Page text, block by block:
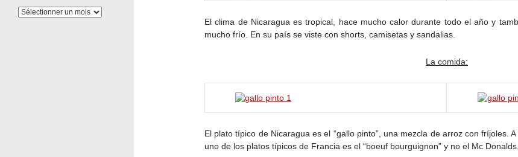
El clima de Nicaragua es tropical, hace mucho calor durante todo el año y
mucho frío. En su país se viste con shorts, camisetas y sandalias.
La comida:
El plato típico de Nicaragua es el “gallo pinto”, una mezcla de arroz con fríjoles.
uno de los platos típicos de Francia es el “boeuf bourguignon” y no el Mc Donalds.
Les